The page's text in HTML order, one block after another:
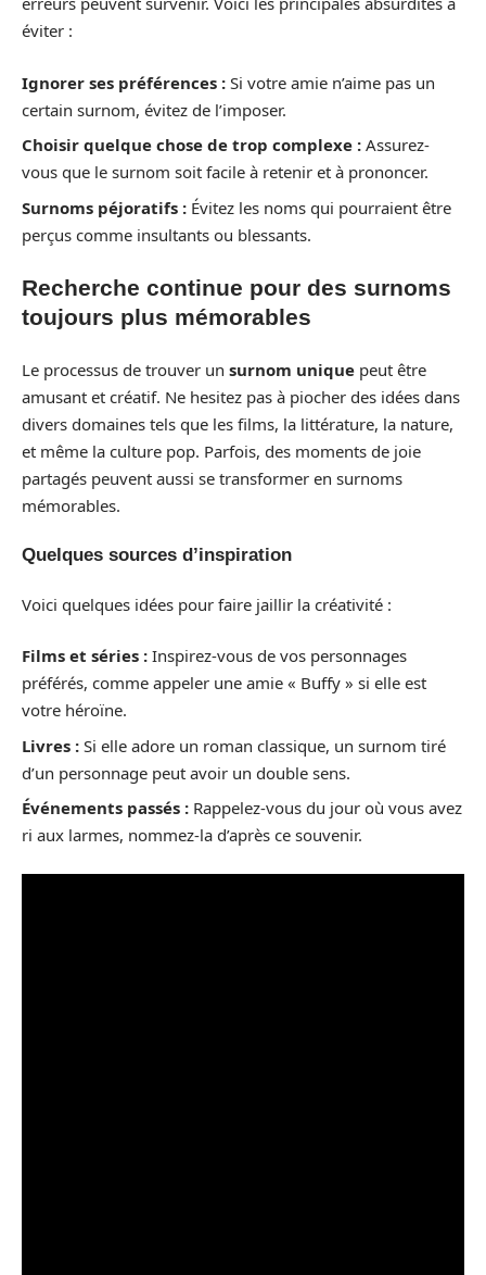
éviter :
Ignorer ses préférences : Si votre amie n’aime pas un
certain surnom, évitez de l’imposer.
Choisir quelque chose de trop complexe : Assurez-
vous que le surnom soit facile à retenir et à prononcer.
Surnoms péjoratifs : Évitez les noms qui pourraient être
perçus comme insultants ou blessants.
Recherche continue pour des surnoms
toujours plus mémorables
Le processus de trouver un surnom unique peut être
amusant et créatif. Ne hesitez pas à piocher des idées dans
divers domaines tels que les films, la littérature, la nature,
et même la culture pop. Parfois, des moments de joie
partagés peuvent aussi se transformer en surnoms
mémorables.
Quelques sources d’inspiration
Voici quelques idées pour faire jaillir la créativité :
Films et séries : Inspirez-vous de vos personnages
préférés, comme appeler une amie « Buffy » si elle est
votre héroïne.
Livres : Si elle adore un roman classique, un surnom tiré
d’un personnage peut avoir un double sens.
Événements passés : Rappelez-vous du jour où vous avez
ri aux larmes, nommez-la d’après ce souvenir.